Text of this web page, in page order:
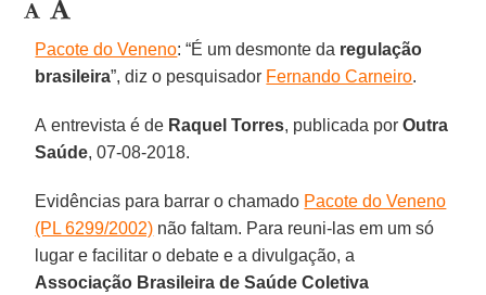
Pacote do Veneno: “É um desmonte da regulação
brasileira”, diz o pesquisador Fernando Carneiro.
A entrevista é de Raquel Torres, publicada porOutra
Saúde, 07-08-2018.
Evidências para barrar o chamado Pacote do Veneno
(PL 6299/2002) não faltam. Para reuni-las em um só
lugar e facilitar o debate e a divulgação, a
Associação Brasileira de Saúde Coletiva